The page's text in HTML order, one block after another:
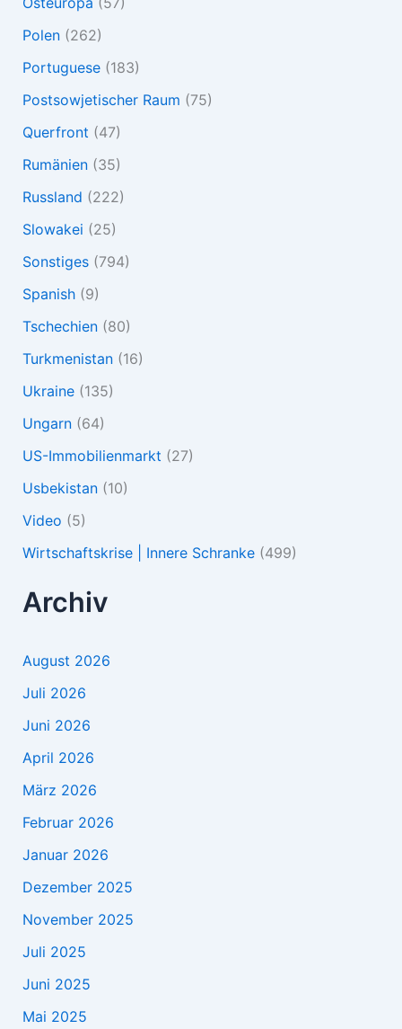
Polen(262)
Portuguese(183)
Postsowjetischer Raum (75)
Querfront (47)
Rumänien(35)
Russland (222)
Slowakei (25)
Sonstiges(794)
Spanish(9)
Tschechien(80)
Turkmenistan(16)
Ukraine(135)
Ungarn(64)
US-Immobilienmarkt (27)
Usbekistan(10)
Video (5)
Wirtschaftskrise | Innere Schranke(499)
Archiv
August 2026
Juli 2026
Juni 2026
April 2026
März 2026
Februar 2026
Januar 2026
Dezember 2025
November 2025
Juli 2025
Juni 2025
Mai 2025